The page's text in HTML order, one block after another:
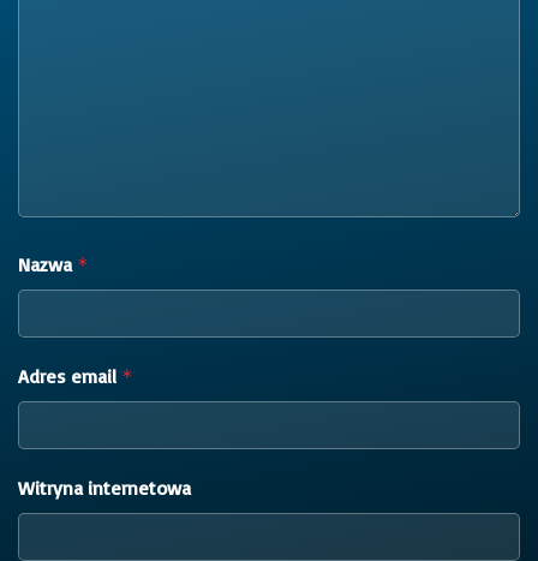
Nazwa *
Adres email *
Witryna internetowa